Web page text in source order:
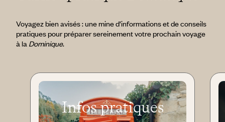
Voyagez bien avisés : une mine d’informations et de conseils
pratiques pour préparer sereinement votre prochain voyage
à la Dominique.
Infos pratiques